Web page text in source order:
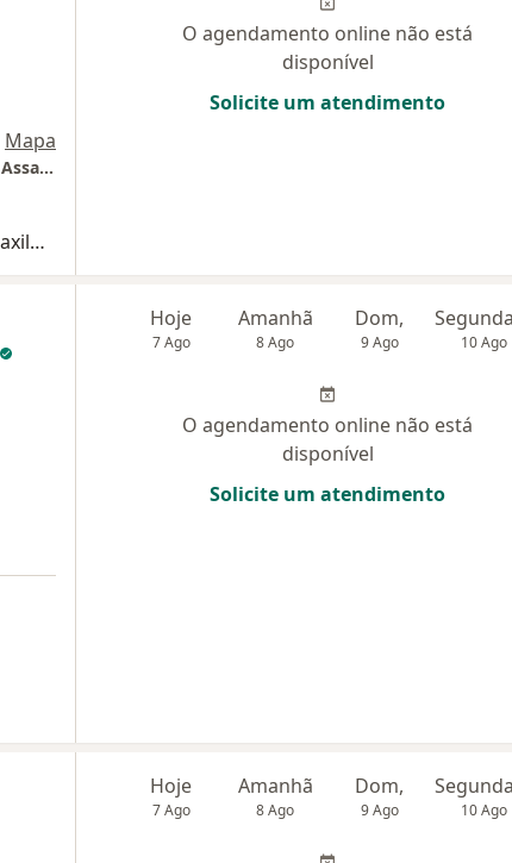
Mapa
Consultório Particular - Dr. Cleverson Patussi - Assad Odontologia e Saúde
Consulta Cirurgia e Traumatologia Buco-maxilo-facial
O agendamento online não está
disponível
Solicite um atendimento
Hoje
7 Ago
Amanhã
8 Ago
Dom,
9 Ago 10 Ago
O agendamento online não está
disponível
Solicite um atendimento
Hoje
7 Ago
Amanhã
8 Ago
Dom,
9 Ago 10 Ago